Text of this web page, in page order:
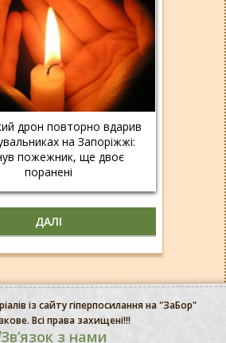
дрон повторно вдарив
на Запоріжжі:
пожежник, ще двоє
поранені
ДАЛІ
із сайту гіперпосилання на "ЗаБор"
Всі права захищені!!!
Звʼязок з нами